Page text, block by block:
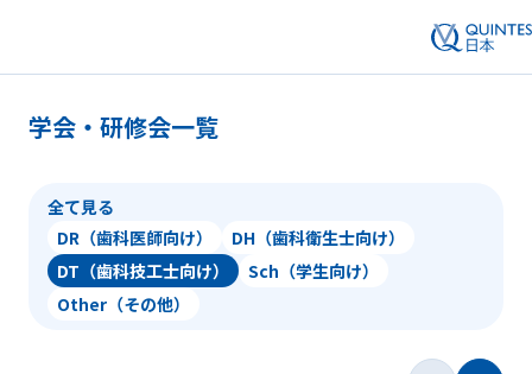
学会・研修会一覧
全て見る
DR（歯科医師向け）
DH（歯科衛生士向け）
DT（歯科技工士向け）
Sch（学生向け）
Other（その他）